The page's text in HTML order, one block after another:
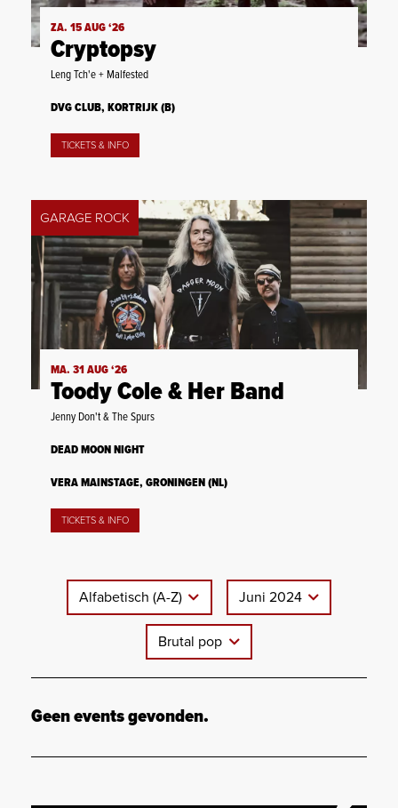
ZA. 15 AUG ‘26
Cryptopsy
Leng Tch'e + Malfested
DVG CLUB, KORTRIJK (B)
TICKETS & INFO
GARAGE ROCK
MA. 31 AUG ‘26
Toody Cole & Her Band
Jenny Don't & The Spurs
DEAD MOON NIGHT
VERA MAINSTAGE, GRONINGEN (NL)
TICKETS & INFO
Alfabetisch (A-Z) Juni 2024
Brutal pop
Geen events gevonden.